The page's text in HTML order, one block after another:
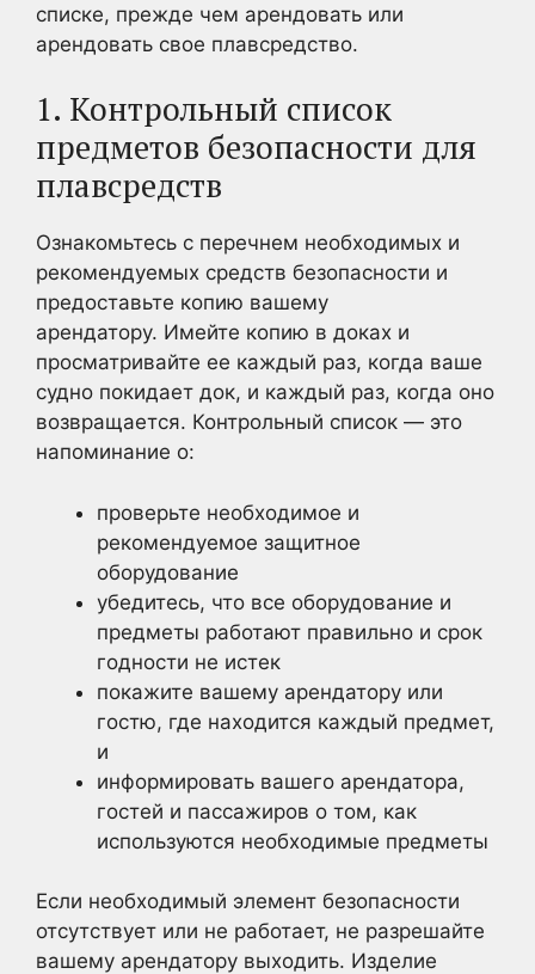
списке, прежде чем арендовать или
арендовать свое плавсредство.
1. Контрольный список
предметов безопасности для
плавсредств
Ознакомьтесь с перечнем необходимых и
рекомендуемых средств безопасности и
предоставьте копию вашему
арендатору. Имейте копию в доках и
просматривайте ее каждый раз, когда ваше
судно покидает док, и каждый раз, когда оно
возвращается. Контрольный список — это
напоминание о:
проверьте необходимое и
рекомендуемое защитное
оборудование
убедитесь, что все оборудование и
предметы работают правильно и срок
годности не истек
покажите вашему арендатору или
гостю, где находится каждый предмет,
и
информировать вашего арендатора,
гостей и пассажиров о том, как
используются необходимые предметы
Если необходимый элемент безопасности
отсутствует или не работает, не разрешайте
вашему арендатору выходить. Изделие